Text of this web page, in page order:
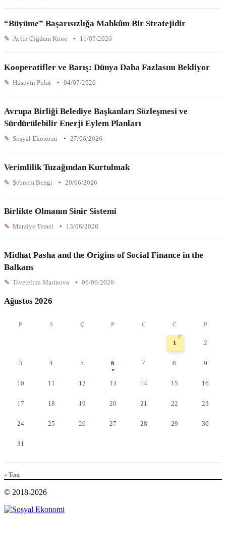
“Büyüme” Başarısızlığa Mahkûm Bir Stratejidir
Aylin Çiğdem Köne 11/07/2026
Kooperatifler ve Barış: Dünya Daha Fazlasını Bekliyor
Hüseyin Polat 04/07/2026
Avrupa Birliği Belediye Başkanları Sözleşmesi ve
Sürdürülebilir Enerji Eylem Planları
Sosyal Ekonomi 27/06/2026
Verimlilik Tuzağından Kurtulmak
Şebnem Bengi 20/06/2026
Birlikte Olmanın Sinir Sistemi
Marziye Temel 13/06/2026
Midhat Pasha and the Origins of Social Finance in the
Balkans
Tsvetelina Marinova 06/06/2026
Ağustos 2026
P S Ç P C C P
1 2
3 4 5 6 7 8 9
10 11 12 13 14 15 16
17 18 19 20 21 22 23
24 25 26 27 28 29 30
31
« Tem
© 2018-2026